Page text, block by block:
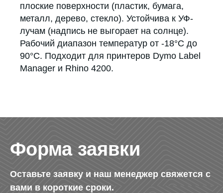
плоские поверхности (пластик, бумага,
металл, дерево, стекло). Устойчива к УФ-
лучам (надпись не выгорает на солнце).
Рабочий диапазон температур от -18°С до
90°С. Подходит для принтеров Dymo Label
Manager и Rhino 4200.
Форма заявки
Оставьте заявку и наш менеджер свяжется с
вами в короткие сроки.